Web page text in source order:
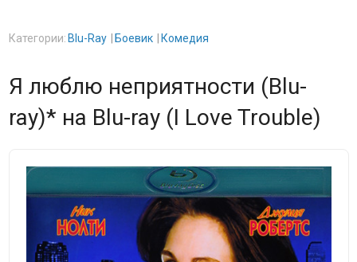
Категории: Blu-Ray Боевик Комедия
Я люблю неприятности (Blu-
ray)* на Blu-ray (I Love Trouble)